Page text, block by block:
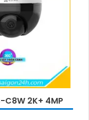
C8W 2K+ 4MP